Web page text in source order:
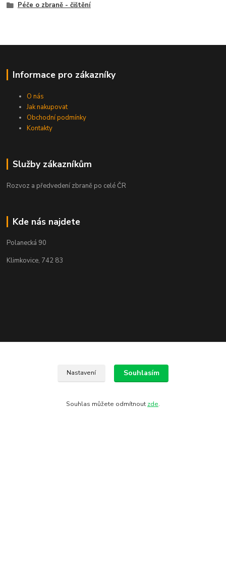
Péče o zbraně - čištění
Informace pro zákazníky
O nás
Jak nakupovat
Obchodní podmínky
Kontakty
Služby zákazníkům
Rozvoz a předvedení zbraně po celé ČR
Kde nás najdete
Polanecká 90
Klimkovice, 742 83
Nastavení Souhlasím
Souhlas můžete odmítnout zde.